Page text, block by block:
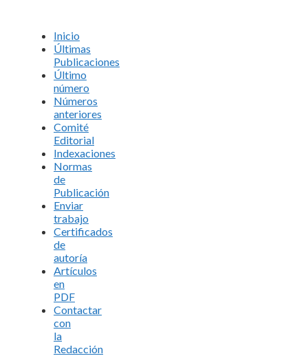
Inicio
Últimas
Publicaciones
Último
número
Números
anteriores
Comité
Editorial
Indexaciones
Normas
de
Publicación
Enviar
trabajo
Certificados
de
autoría
Artículos
en
PDF
Contactar
con
la
Redacción